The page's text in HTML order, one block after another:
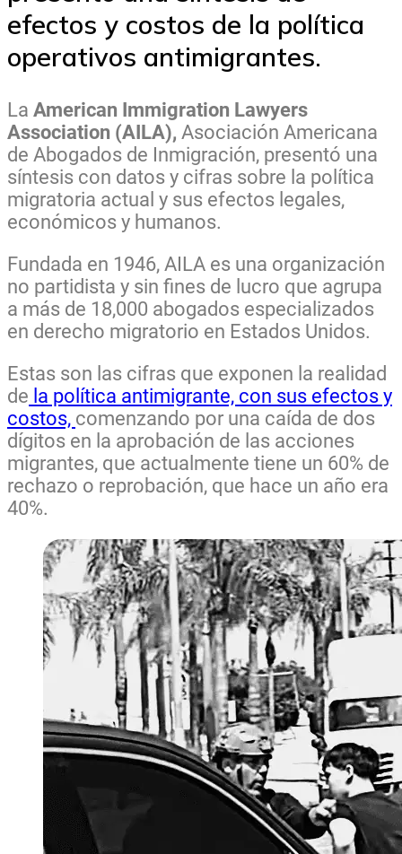
efectos y costos de la política
operativos antimigrantes.
La American Immigration Lawyers
Association (AILA), Asociación Americana
de Abogados de Inmigración, presentó una
síntesis con datos y cifras sobre la política
migratoria actual y sus efectos legales,
económicos y humanos.
Fundada en 1946, AILA es una organización
no partidista y sin fines de lucro que agrupa
a más de 18,000 abogados especializados
en derecho migratorio en Estados Unidos.
Estas son las cifras que exponen la realidad
de la política antimigrante, con sus efectos y
costos, comenzando por una caída de dos
dígitos en la aprobación de las acciones
migrantes, que actualmente tiene un 60% de
rechazo o reprobación, que hace un año era
40%.